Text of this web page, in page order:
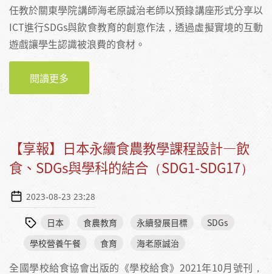
任教於關東學院講師海老原誠治老師以預錄講座形式分享以
ICT進行SDGs與飲食教育的創意作法，透過虛擬實境的互動
遊戲讓學生認識被浪費的食材。
閱讀更多
於永續食農教學設計 / 海老原誠治
【享報】日本永續食農教學課程設計—飲
食、SDGs與學科的結合（SDG1-SDG17）
2023-08-23 23:28
日本 食農教育 永續發展目標
SDGs
學校營養午餐
食育 海老原誠治
全國學校給食協會出版的《學校給食》2021年10月號刊，